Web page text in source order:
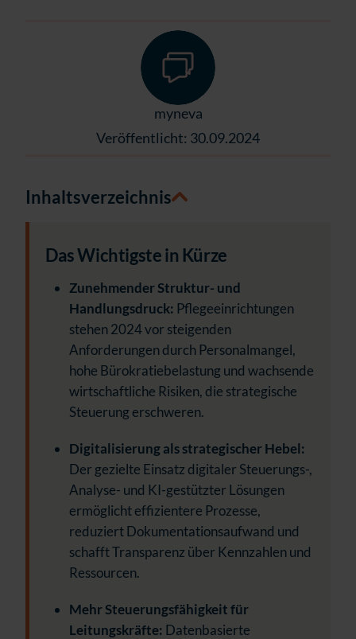
myneva
Veröffentlicht: 30.09.2024
Inhaltsverzeichnis
Das Wichtigste in Kürze
Zunehmender Struktur- und
Handlungsdruck: Pflegeeinrichtungen
stehen 2024 vor steigenden
Anforderungen durch Personalmangel,
hohe Bürokratiebelastung und wachsende
wirtschaftliche Risiken, die strategische
Steuerung erschweren.
Digitalisierung als strategischer Hebel:
Der gezielte Einsatz digitaler Steuerungs-,
Analyse- und KI-gestützter Lösungen
ermöglicht effizientere Prozesse,
reduziert Dokumentationsaufwand und
schafft Transparenz über Kennzahlen und
Ressourcen.
Mehr Steuerungsfähigkeit für
Leitungskräfte: Datenbasierte